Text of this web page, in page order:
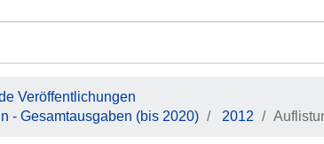
Veröffentlichungen
- Gesamtausgaben (bis 2020)
2012